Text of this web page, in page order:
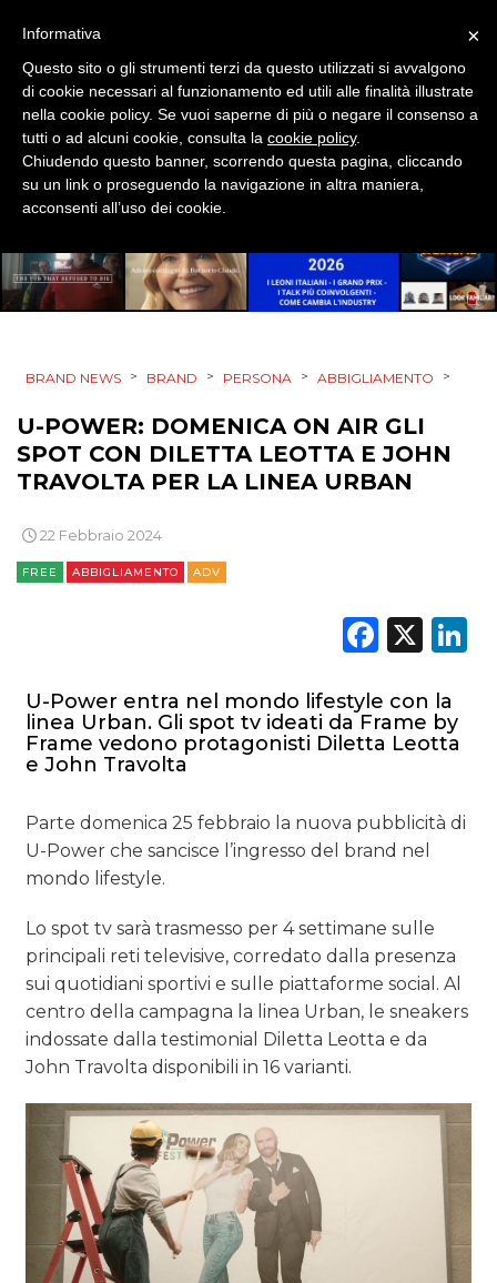
PRODOTTI
PUNTI VENDITA
STRATEGIE
DIGITALE
EDITORIA
RADIO / AUDIO
RICERCHE
PREVISIONI/SCENARI
NORMATIVE
TREND
CASE HISTORY
OPINIONI
BRAND NEWS > BRAND > PERSONA > ABBIGLIAMENTO >
U-POWER: DOMENICA ON AIR GLI
SPOT CON DILETTA LEOTTA E JOHN
TRAVOLTA PER LA LINEA URBAN
22 Febbraio 2024
FREE ABBIGLIAMENTO ADV
X
U-Power entra nel mondo lifestyle con la
linea Urban. Gli spot tv ideati da Frame by
Frame vedono protagonisti Diletta Leotta
e John Travolta
Parte domenica 25 febbraio la nuova pubblicità di
U-Power che sancisce l’ingresso del brand nel
mondo lifestyle.
Lo spot tv sarà trasmesso per 4 settimane sulle
principali reti televisive, corredato dalla presenza
sui quotidiani sportivi e sulle piattaforme social. Al
centro della campagna la linea Urban, le sneakers
indossate dalla testimonial Diletta Leotta e da
John Travolta disponibili in 16 varianti.
×
Informativa
Questo sito o gli strumenti terzi da questo utilizzati si avvalgono
di cookie necessari al funzionamento ed utili alle finalità illustrate
nella cookie policy. Se vuoi saperne di più o negare il consenso a
tutti o ad alcuni cookie, consulta la cookie policy.
Chiudendo questo banner, scorrendo questa pagina, cliccando
su un link o proseguendo la navigazione in altra maniera,
acconsenti all’uso dei cookie.